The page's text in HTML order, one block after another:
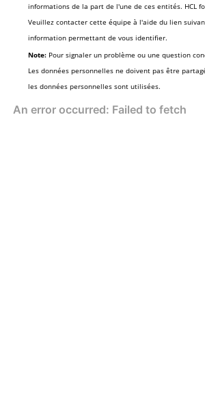
informations de la part de l'une de ces entités. HCL
Veuillez contacter cette équipe à l'aide du lien
information permettant de vous identifier.
Note: Pour signaler un problème ou une question
Les données personnelles ne doivent pas être
les données personnelles sont utilisées.